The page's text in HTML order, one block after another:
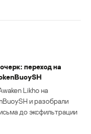
переход на
Likho на
и разобрали
до эксфильтрации